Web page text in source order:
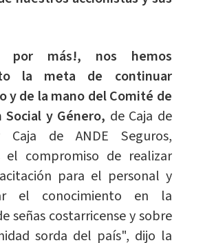
por más!, nos hemos
la meta de continuar
y de la mano del Comité de
Social y Género, de Caja de
Caja de ANDE Seguros,
el compromiso de realizar
para el personal y
el conocimiento en la
señas costarricense y sobre
sorda del país", dijo la